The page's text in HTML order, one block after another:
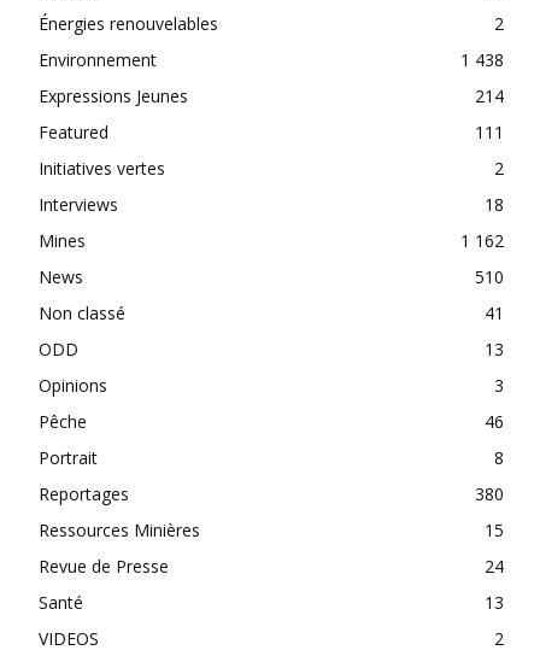
Énergies renouvelables
2
Environnement
1 438
Expressions Jeunes
214
Featured
111
Initiatives vertes
2
Interviews
18
Mines
1 162
News
510
Non classé
41
ODD
13
Opinions
3
Pêche
46
Portrait
8
Reportages
380
Ressources Minières
15
Revue de Presse
24
Santé
13
VIDEOS
2